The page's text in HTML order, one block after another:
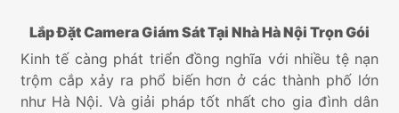
Lắp Đặt Camera Giám Sát Tại Nhà Hà Nội Trọn Gói
Kinh tế càng phát triển đồng nghĩa với nhiều tệ nạn
trộm cắp xảy ra phổ biến hơn ở các thành phố lớn
như Hà Nội. Và giải pháp tốt nhất cho gia đình dân